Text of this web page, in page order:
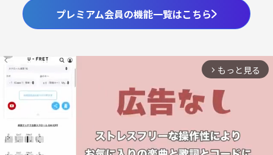
プレミアム会員の機能一覧はこちら
arrow_forward_ios もっと見る